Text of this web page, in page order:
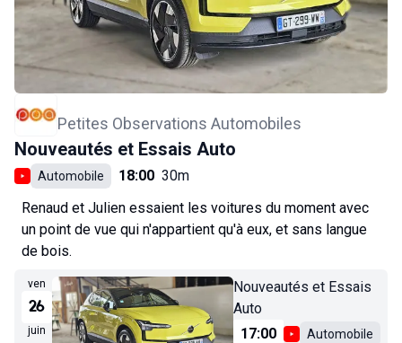
Petites Observations Automobiles
Nouveautés et Essais Auto
Automobile 18:00 30m
Renaud et Julien essaient les voitures du moment avec
un point de vue qui n'appartient qu'à eux, et sans langue
de bois.
ven
26
juin
Nouveautés et Essais
Auto
17:00
Automobile